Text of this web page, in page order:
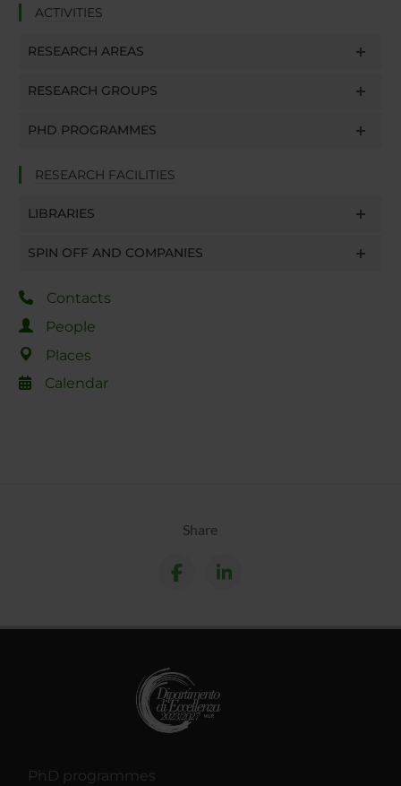
ACTIVITIES
RESEARCH AREAS
RESEARCH GROUPS
PHD PROGRAMMES
RESEARCH FACILITIES
LIBRARIES
SPIN OFF AND COMPANIES
Contacts
People
Places
Calendar
Share
PhD programmes